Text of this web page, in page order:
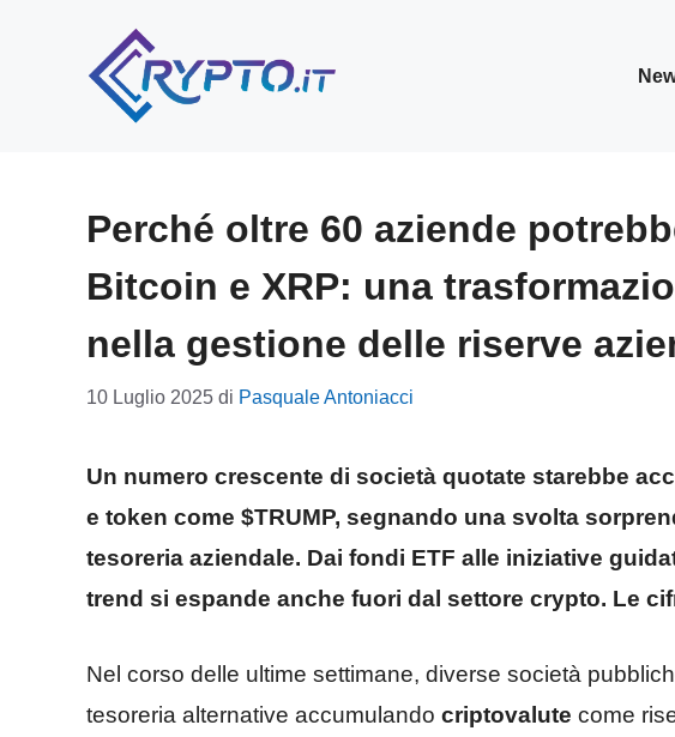
Perché oltre 60 aziende
Bitcoin e XRP: una
nella gestione delle riserve
10 Luglio 2025 di Pasquale Antoniacci
Un numero crescente di società quotate starebbe
e token come $TRUMP, segnando una svolta
tesoreria aziendale. Dai fondi ETF alle iniziative
trend si espande anche fuori dal settore crypto. Le
Nel corso delle ultime settimane, diverse società
tesoreria alternative accumulando criptovalute come